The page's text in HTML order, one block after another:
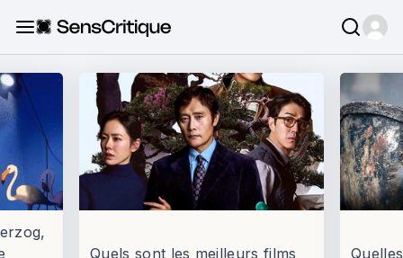
Quels sont les meilleurs films